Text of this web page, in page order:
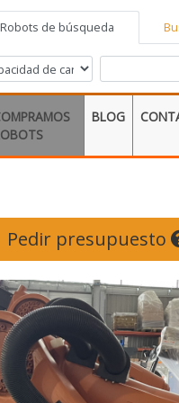
Robots de búsqueda
BLOG
Pedir presupuesto